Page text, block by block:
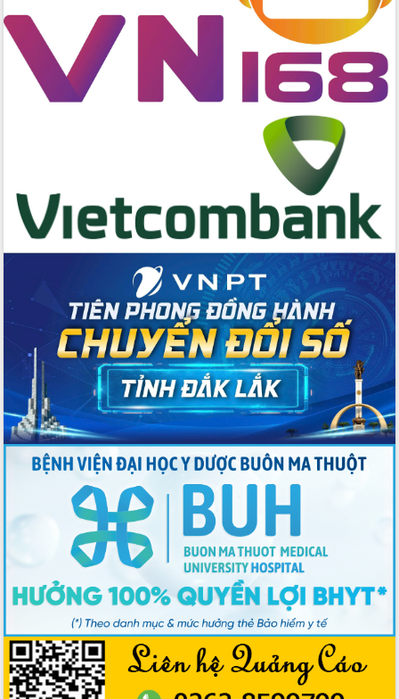
toàn bộ nhà ở cho hộ dân đúng tiến độ
đề ra
UBND tỉnh Đắk Lắk tổng kết công tác
quốc phòng, quân sự địa phương năm
trong phòng chống tảo hôn và hôn
nhân cận huyết thống
Nông sản Tây Nguyên thu hút doanh
nghiệp nước ngoài
Đắk Lắk định vị thương hiệu du lịch
“Biển – Rừng – Cà phê” trong không
gian phát triển mới
Hội nghị chia sẻ kinh nghiệm, chuyển
giao kỹ thuật y tế, định hướng phát
triển chuyên sâu đến 2030
Chuyển đổi số mở ra không gian phát
triển trong lĩnh vực văn hóa, du lịch
Công bố quyết định của Ban Thường
vụ Tỉnh ủy về công tác cán bộ.
Thủ tướng Phạm Minh Chính: Khẩn
trương tái thiết cuộc sống người dân
Tập trung nâng cao chất lượng, tổ
chức sản xuất sầu riêng theo hướng
bền vững
Đẩy nhanh công tác khắc phục, ổn
định đời sống Nhân dân sau bão số 13
Bí thư Tỉnh ủy Lương Nguyễn Minh
Triết dự Ngày hội đại đoàn kết tại
Buôn Đăk Tuôr, xã Cư Pui
Khởi công xây dựng Trường Phổ thông